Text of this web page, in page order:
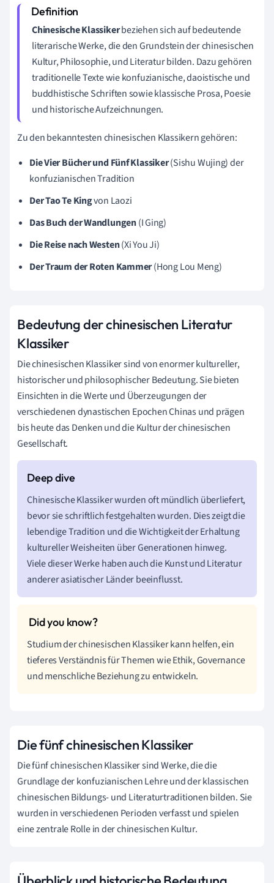
Chinesische Klassikerbeziehen sich auf bedeutende
literarische Werke, die den Grundstein der chinesischen
Kultur, Philosophie, und Literatur bilden. Dazu gehören
traditionelle Texte wie konfuzianische, daoistische und
buddhistische Schriften sowie klassische Prosa, Poesie
und historische Aufzeichnungen.
Zu den bekanntesten chinesischen Klassikern gehören:
Die Vier Bücher und Fünf Klassiker(Sishu Wujing) der
konfuzianischen Tradition
Der Tao Te Kingvon Laozi
Das Buch der Wandlungen(I Ging)
Die Reise nach Westen(Xi You Ji)
Der Traum der Roten Kammer(Hong Lou Meng)
Bedeutung der chinesischen Literatur
Klassiker
Die chinesischen Klassiker sind von enormer kultureller,
historischer und philosophischer Bedeutung. Sie bieten
Einsichten in die Werte und Überzeugungen der
verschiedenen dynastischen Epochen Chinas und prägen
bis heute das Denken und die Kultur der chinesischen
Gesellschaft.
Chinesische Klassiker wurden oft mündlich überliefert,
bevor sie schriftlich festgehalten wurden. Dies zeigt die
lebendige Tradition und die Wichtigkeit der Erhaltung
kultureller Weisheiten über Generationen hinweg.
Viele dieser Werke haben auch die Kunst und Literatur
anderer asiatischer Länder beeinflusst.
Studium der chinesischen Klassiker kann helfen, ein
tieferes Verständnis für Themen wie Ethik, Governance
und menschliche Beziehung zu entwickeln.
Die fünf chinesischen Klassiker
Die fünf chinesischen Klassiker sind Werke, die die
Grundlage der konfuzianischen Lehre und der klassischen
chinesischen Bildungs- und Literaturtraditionen bilden. Sie
wurden in verschiedenen Perioden verfasst und spielen
eine zentrale Rolle in der chinesischen Kultur.